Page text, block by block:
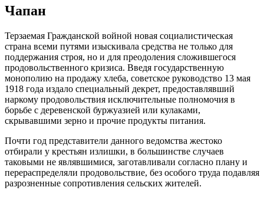
Чапан
Терзаемая Гражданской войной новая социалистическая
страна всеми путями изыскивала средства не только для
поддержания строя, но и для преодоления сложившегося
продовольственного кризиса. Введя государственную
монополию на продажу хлеба, советское руководство 13 мая
1918 года издало специальный декрет, предоставлявший
наркому продовольствия исключительные полномочия в
борьбе с деревенской буржуазией или кулаками,
скрывавшими зерно и прочие продукты питания.
Почти год представители данного ведомства жестоко
отбирали у крестьян излишки, в большинстве случаев
таковыми не являвшимися, заготавливали согласно плану и
перераспределяли продовольствие, без особого труда подавляя
разрозненные сопротивления сельских жителей.